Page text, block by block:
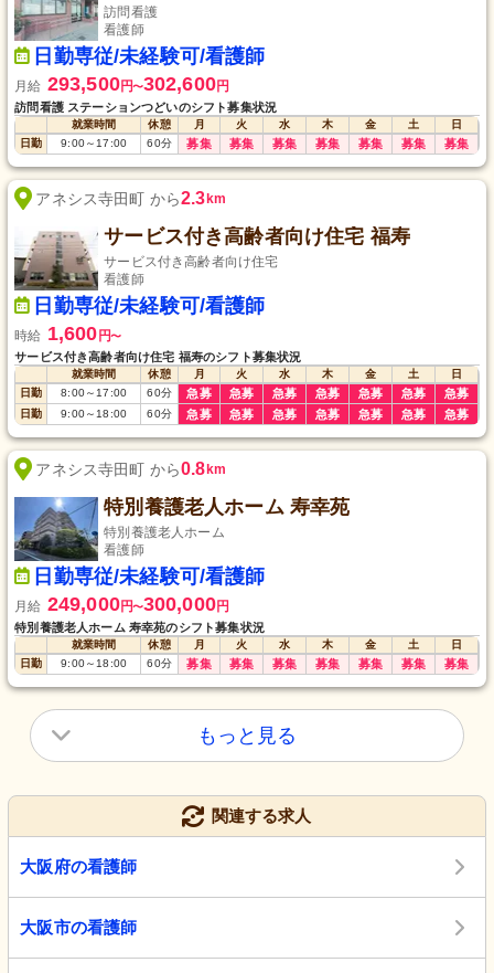
訪問看護
看護師
日勤専従/未経験可/看護師
月給 293,500円〜302,600円
訪問看護 ステーションつどいのシフト募集状況
就業時間 休憩 月 火 水 木 金 土
日
日勤
9:00～ 17:00 60分 募集 募集 募集 募集 募集 募集 募集
アネシス寺田町 から2.3km
サービス付き高齢者向け住宅 福寿
サービス付き高齢者向け住宅
看護師
日勤専従/未経験可/看護師
時給 1,600 円〜
サービス付き高齢者向け住宅 福寿のシフト募集状況
就業時間 休憩 月 火 水 木 金 土
日
日勤
8:00～ 17:00 60分 急募 急募 急募 急募 急募 急募 急募
日勤 9:00～ 18:00 60分 急募 急募 急募 急募 急募 急募 急募
アネシス寺田町 から0.8km
特別養護老人ホーム 寿幸苑
特別養護老人ホーム
看護師
日勤専従/未経験可/看護師
月給 249,000円〜300,000円
特別養護老人ホーム 寿幸苑のシフト募集状況
就業時間 休憩 月 火 水 木 金 土
日
日勤
9:00～ 18:00 60分 募集 募集 募集 募集 募集 募集 募集
もっと見る
関連する求人
大阪府の看護師
大阪市の看護師